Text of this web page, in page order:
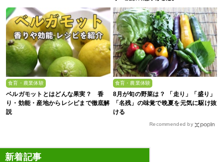
食育・農業体験
ベルガモットとはどんな果実？ 香
り・効能・産地からレシピまで徹底解
説
食育・農業体験
8月が旬の野菜は？ 「走り」「盛り」
「名残」の味覚で晩夏を元気に駆け抜
ける
Recommended by
新着記事